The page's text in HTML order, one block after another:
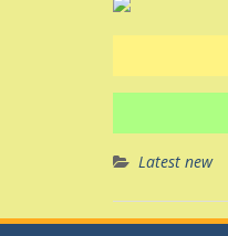
Latest new